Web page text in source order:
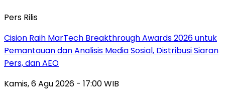
Pers Rilis
Cision Raih MarTech Breakthrough Awards 2026 untuk
Pemantauan dan Analisis Media Sosial, Distribusi Siaran
Pers, dan AEO
Kamis, 6 Agu 2026 - 17:00 WIB